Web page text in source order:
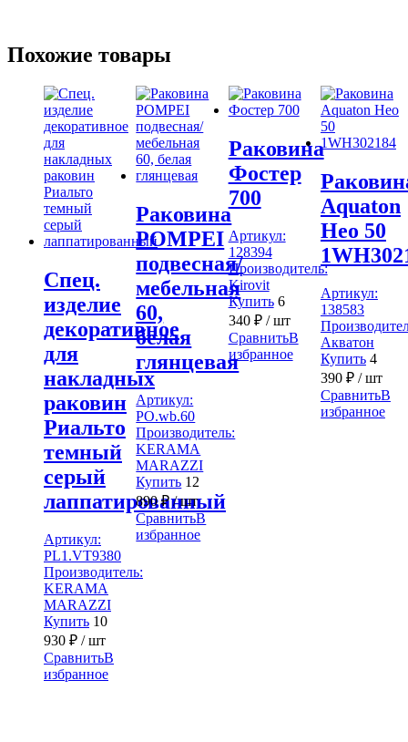
Похожие товары
Спец.
изделие
декоративное
для
накладных
раковин
Риальто
темный
серый
лаппатированный
Артикул:
PL1.VT9380
Производитель:
KERAMA
MARAZZI
Купить 10
930 ₽ / шт
СравнитьВ
избранное
Раковина
POMPEI
подвесная/
мебельная
60,
белая
глянцевая
Артикул:
PO.wb.60
Производитель:
KERAMA
MARAZZI
Купить 12
890₽/ шт
СравнитьВ
избранное
Раковина
Фостер
700
Артикул:
128394
Производитель:
Kirovit
Купить 6
340 ₽/ шт
СравнитьВ
избранное
Aquaton
Нео 50
Артикул:
138583
Акватон
Купить 4
390 ₽/ шт
СравнитьВ
избранное